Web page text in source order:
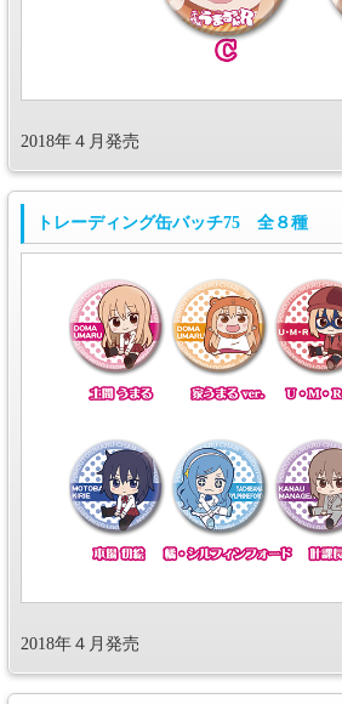
2018年４月発売
トレーディング缶バッチ75 全８種
2018年４月発売